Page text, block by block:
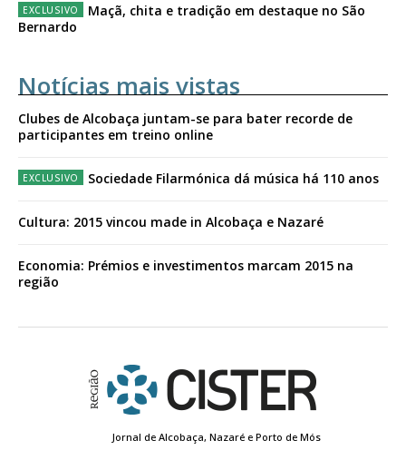
Maçã, chita e tradição em destaque no São
Bernardo
Notícias mais vistas
Clubes de Alcobaça juntam-se para bater recorde de
participantes em treino online
Sociedade Filarmónica dá música há 110 anos
Cultura: 2015 vincou made in Alcobaça e Nazaré
Economia: Prémios e investimentos marcam 2015 na
região
Jornal de Alcobaça, Nazaré e Porto de Mós